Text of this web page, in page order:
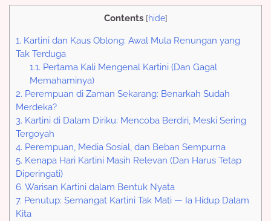
Contents [hide]
1. Kartini dan Kaus Oblong: Awal Mula Renungan yang
Tak Terduga
1.1. Pertama Kali Mengenal Kartini (Dan Gagal
Memahaminya)
2. Perempuan di Zaman Sekarang: Benarkah Sudah
Merdeka?
3. Kartini di Dalam Diriku: Mencoba Berdiri, Meski Sering
Tergoyah
4. Perempuan, Media Sosial, dan Beban Sempurna
5. Kenapa Hari Kartini Masih Relevan (Dan Harus Tetap
Diperingati)
6. Warisan Kartini dalam Bentuk Nyata
7. Penutup: Semangat Kartini Tak Mati — Ia Hidup Dalam
Kita